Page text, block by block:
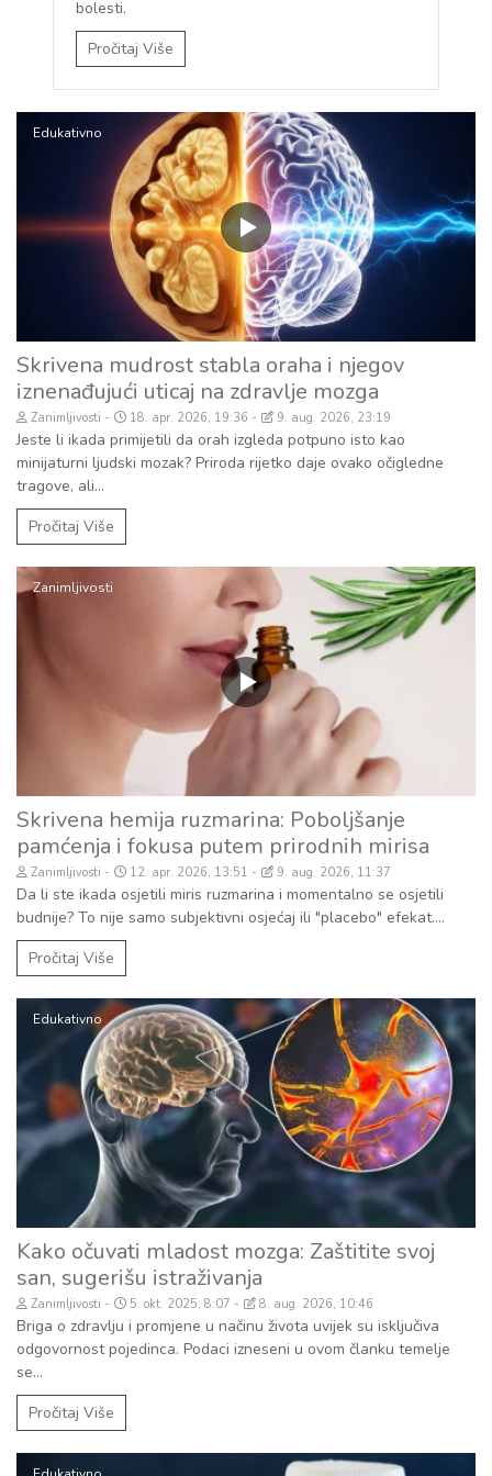
bolesti.
Pročitaj Više
Edukativno
Skrivena mudrost stabla oraha i njegov
iznenađujući uticaj na zdravlje mozga
Zanimljivosti 18. apr. 2026, 19:36 9. aug. 2026, 23:19
Jeste li ikada primijetili da orah izgleda potpuno isto kao
minijaturni ljudski mozak? Priroda rijetko daje ovako očigledne
tragove, ali...
Pročitaj Više
Zanimljivosti
Skrivena hemija ruzmarina: Poboljšanje
pamćenja i fokusa putem prirodnih mirisa
Zanimljivosti 12. apr. 2026, 13:51 9. aug. 2026, 11:37
Da li ste ikada osjetili miris ruzmarina i momentalno se osjetili
budnije? To nije samo subjektivni osjećaj ili "placebo" efekat....
Pročitaj Više
Edukativno
Kako očuvati mladost mozga: Zaštitite svoj
san, sugerišu istraživanja
Zanimljivosti 5. okt. 2025, 8:07 8. aug. 2026, 10:46
Briga o zdravlju i promjene u načinu života uvijek su isključiva
odgovornost pojedinca. Podaci izneseni u ovom članku temelje
se...
Pročitaj Više